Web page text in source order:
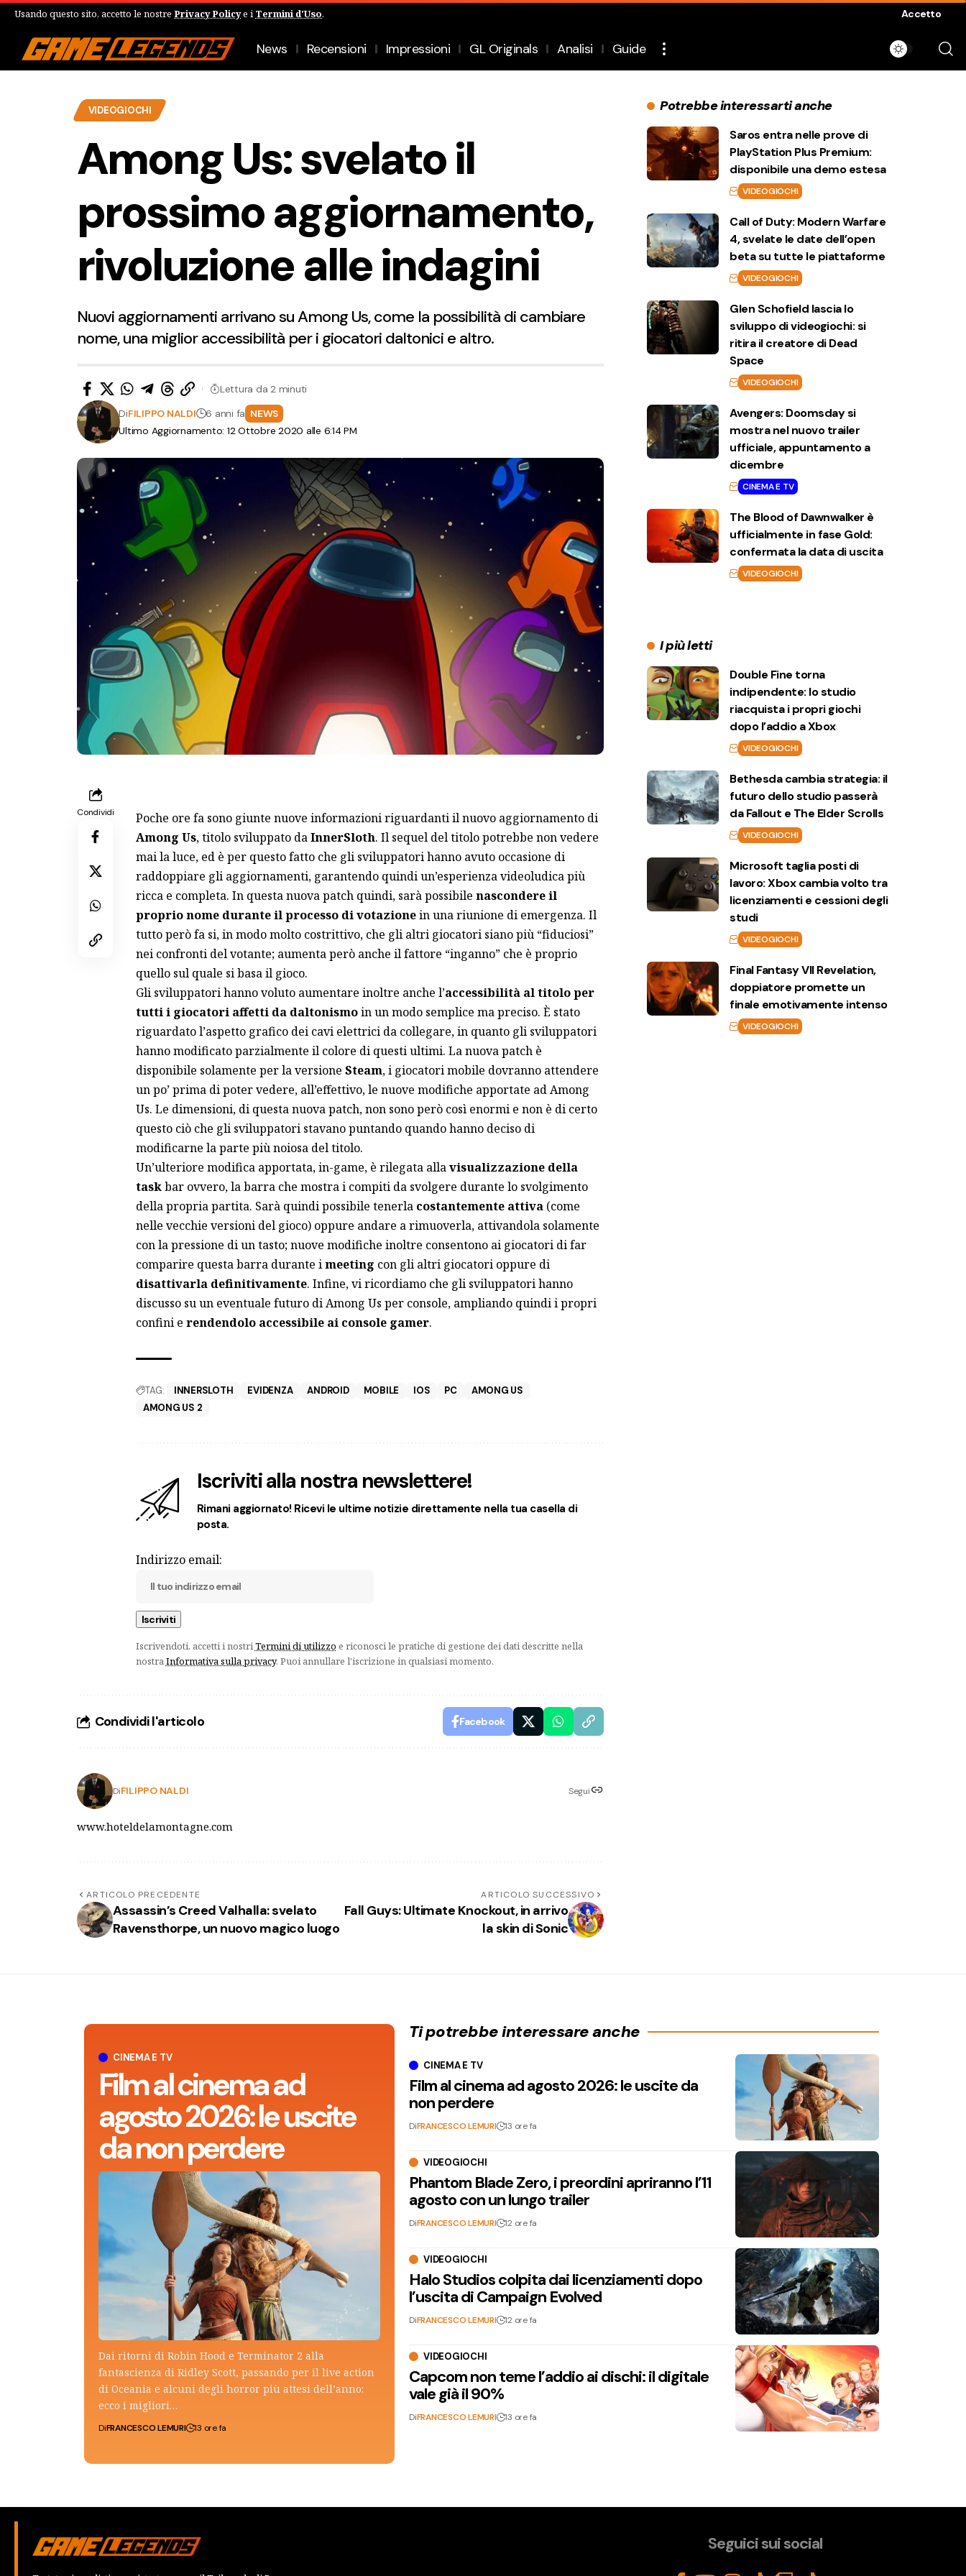
Usando questo sito, accetto le nostre Privacy Policye i Termini d'Uso. Accetto
News Recensioni Impressioni GL Originals Analisi Guide
VIDEOGIOCHI
Among Us: svelato il
prossimo aggiornamento,
rivoluzione alle indagini
Nuovi aggiornamenti arrivano su Among Us, come la possibilità di cambiare
nome, una miglior accessibilità per i giocatori daltonici e altro.
Ultimo Aggiornamento: 12 Ottobre 2020 alle 6:14 PM
DiFILIPPO NALDI 6 anni fa NEWS
Lettura da 2 minuti
Condividi
Poche ore fa sono giunte nuove informazioni riguardanti il nuovo aggiornamento di
Among Us, titolo sviluppato daInnerSloth. Il sequel del titolo potrebbe non vedere
mai la luce, ed è per questo fatto che gli sviluppatori hanno avuto occasione di
raddoppiare gli aggiornamenti, garantendo quindi un’esperienza videoludica più
ricca e completa. In questa nuova patch quindi, sarà possibile nascondere il
proprio nome durante il processo di votazionein una riunione di emergenza. Il
tutto però fa si, in modo molto costrittivo, che gli altri giocatori siano più “fiduciosi”
nei confronti del votante; aumenta però anche il fattore “inganno” che è proprio
quello sul quale si basa il gioco.
Gli sviluppatori hanno voluto aumentare inoltre anche l’accessibilità al titolo per
tutti i giocatori affetti da daltonismoin un modo semplice ma preciso. È stato
riguardato l’aspetto grafico dei cavi elettrici da collegare, in quanto gli sviluppatori
hanno modificato parzialmente il colore di questi ultimi. La nuova patch è
disponibile solamente per la versione Steam, i giocatori mobile dovranno attendere
un po’ prima di poter vedere, all’effettivo, le nuove modifiche apportate ad Among
Us. Le dimensioni, di questa nuova patch, non sono però così enormi e non è di certo
questo ciò che gli sviluppatori stavano puntando quando hanno deciso di
modificarne la parte più noiosa del titolo.
Un’ulteriore modifica apportata, in-game, è rilegata allavisualizzazione della
taskbar ovvero, la barra che mostra i compiti da svolgere durante lo svolgimento
della propria partita. Sarà quindi possibile tenerla costantemente attiva(come
nelle vecchie versioni del gioco) oppure andare a rimuoverla, attivandola solamente
con la pressione di un tasto; nuove modifiche inoltre consentono ai giocatori di far
comparire questa barra durante imeeting con gli altri giocatori oppure di
disattivarla definitivamente. Infine, vi ricordiamo che gli sviluppatori hanno
discusso su un eventuale futuro di Among Us per console, ampliando quindi i propri
confini e rendendolo accessibile ai console gamer.
TAG: INNERSLOTH EVIDENZA ANDROID MOBILE IOS PC
AMONG US
AMONG US 2
Iscriviti alla nostra newslettere!
Rimani aggiornato! Ricevi le ultime notizie direttamente nella tua casella di
posta.
Indirizzo email:
Iscrivendoti, accetti i nostriTermini di utilizzo e riconosci le pratiche di gestione dei dati descritte nella
nostraInformativa sulla privacy. Puoi annullare l'iscrizione in qualsiasi momento.
Condividi l'articolo Facebook
DiFILIPPO NALDI Segui
www.hoteldelamontagne.com
ARTICOLO PRECEDENTE
Assassin’s Creed Valhalla: svelato
Ravensthorpe, un nuovo magico luogo
ARTICOLO SUCCESSIVO
Fall Guys: Ultimate Knockout, in arrivo
la skin di Sonic
Potrebbe interessarti anche
Saros entra nelle prove di
PlayStation Plus Premium:
disponibile una demo estesa
VIDEOGIOCHI
Call of Duty: Modern Warfare
4, svelate le date dell’open
beta su tutte le piattaforme
VIDEOGIOCHI
Glen Schofield lascia lo
sviluppo di videogiochi: si
ritira il creatore di Dead
Space
VIDEOGIOCHI
Avengers: Doomsday si
mostra nel nuovo trailer
ufficiale, appuntamento a
dicembre
CINEMA E TV
The Blood of Dawnwalker è
ufficialmente in fase Gold:
confermata la data di uscita
VIDEOGIOCHI
I più letti
Double Fine torna
indipendente: lo studio
riacquista i propri giochi
dopo l’addio a Xbox
VIDEOGIOCHI
Bethesda cambia strategia: il
futuro dello studio passerà
da Fallout e The Elder Scrolls
VIDEOGIOCHI
Microsoft taglia posti di
lavoro: Xbox cambia volto tra
licenziamenti e cessioni degli
studi
VIDEOGIOCHI
Final Fantasy VII Revelation,
doppiatore promette un
finale emotivamente intenso
VIDEOGIOCHI
CINEMA E TV
Film al cinema ad
agosto 2026: le uscite
da non perdere
Dai ritorni di Robin Hood e Terminator 2 alla
fantascienza di Ridley Scott, passando per il live action
di Oceania e alcuni degli horror più attesi dell’anno:
ecco i migliori…
DiFRANCESCO LEMURI 13 ore fa
Ti potrebbe interessare anche
CINEMA E TV
Film al cinema ad agosto 2026: le uscite da
non perdere
DiFRANCESCO LEMURI 13 ore fa
VIDEOGIOCHI
Phantom Blade Zero, i preordini apriranno l’11
agosto con un lungo trailer
DiFRANCESCO LEMURI 12 ore fa
VIDEOGIOCHI
Halo Studios colpita dai licenziamenti dopo
l’uscita di Campaign Evolved
DiFRANCESCO LEMURI 12 ore fa
VIDEOGIOCHI
Capcom non teme l’addio ai dischi: il digitale
vale già il 90%
DiFRANCESCO LEMURI 13 ore fa
Seguici sui social